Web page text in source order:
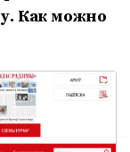
Как можно